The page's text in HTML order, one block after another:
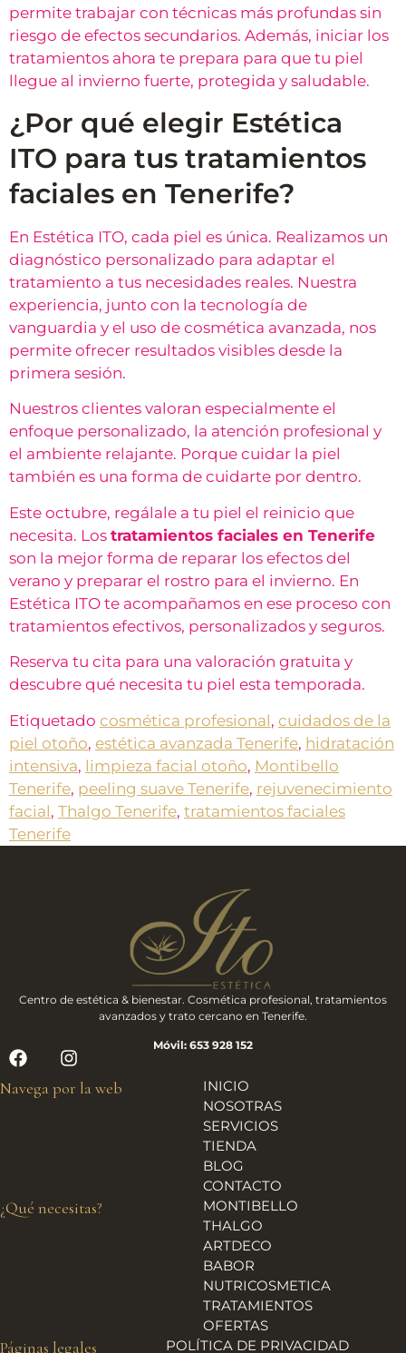
permite trabajar con técnicas más profundas sin
riesgo de efectos secundarios. Además, iniciar los
tratamientos ahora te prepara para que tu piel
llegue al invierno fuerte, protegida y saludable.
¿Por qué elegir Estética
ITO para tus tratamientos
faciales en Tenerife?
En Estética ITO, cada piel es única. Realizamos un
diagnóstico personalizado para adaptar el
tratamiento a tus necesidades reales. Nuestra
experiencia, junto con la tecnología de
vanguardia y el uso de cosmética avanzada, nos
permite ofrecer resultados visibles desde la
primera sesión.
Nuestros clientes valoran especialmente el
enfoque personalizado, la atención profesional y
el ambiente relajante. Porque cuidar la piel
también es una forma de cuidarte por dentro.
Este octubre, regálale a tu piel el reinicio que
necesita. Los tratamientos faciales en Tenerife
son la mejor forma de reparar los efectos del
verano y preparar el rostro para el invierno. En
Estética ITO te acompañamos en ese proceso con
tratamientos efectivos, personalizados y seguros.
Reserva tu cita para una valoración gratuita y
descubre qué necesita tu piel esta temporada.
Etiquetado cosmética profesional, cuidados de la
piel otoño, estética avanzada Tenerife, hidratación
intensiva, limpieza facial otoño, Montibello
Tenerife, peeling suave Tenerife, rejuvenecimiento
facial, Thalgo Tenerife, tratamientos faciales
Tenerife
Centro de estética & bienestar. Cosmética profesional, tratamientos
avanzados y trato cercano en Tenerife.
Móvil: 653 928 152
Navega por la web
INICIO
NOSOTRAS
SERVICIOS
TIENDA
BLOG
CONTACTO
¿Qué necesitas?
MONTIBELLO
THALGO
ARTDECO
BABOR
NUTRICOSMETICA
TRATAMIENTOS
OFERTAS
Páginas legales POLÍTICA DE PRIVACIDAD